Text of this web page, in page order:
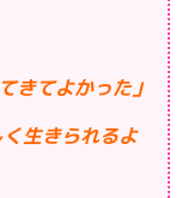
きてよかった」
生きられるよ